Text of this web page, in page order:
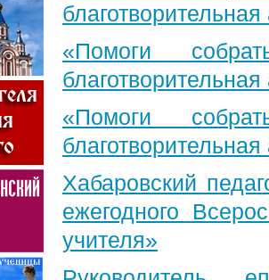
«Помоги
«Помоги
Хабаровский
ежегодного
учителя»